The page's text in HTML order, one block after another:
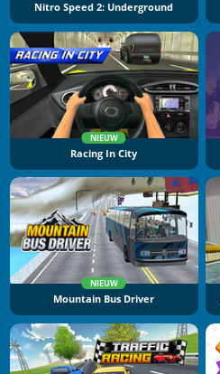
Nitro Speed 2: Underground
NIEUW
Racing In City
NIEUW
Mountain Bus Driver